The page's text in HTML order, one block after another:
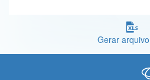
Gerar